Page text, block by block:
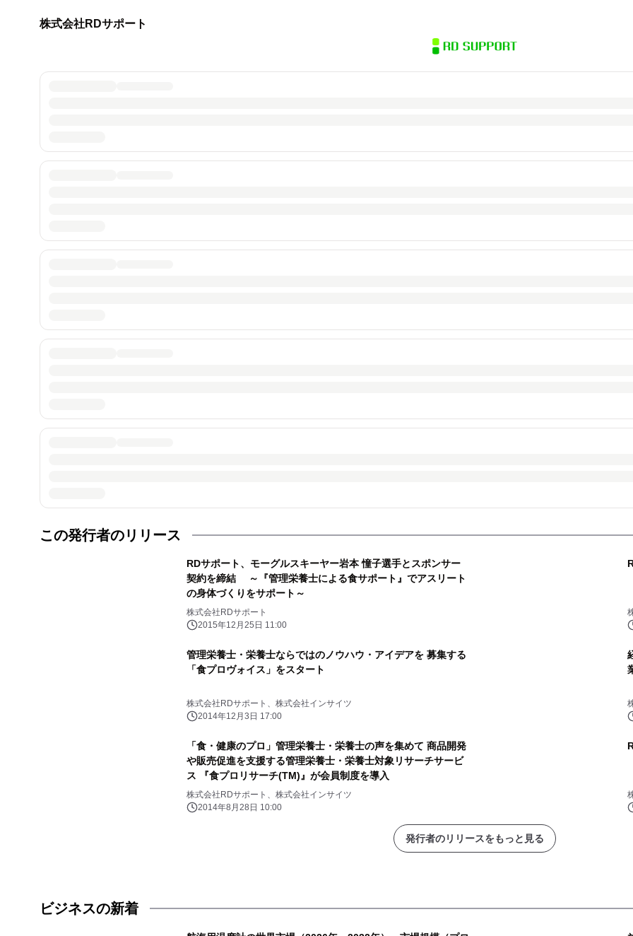
株式会社RDサポート
この発行者のリリース
RDサポート、モーグルスキーヤー岩本 憧子選手とスポンサー
契約を締結 ～『管理栄養士による食サポート』でアスリート
の身体づくりをサポート～
株式会社RDサポート
2015年12月25日 11:00
管理栄養士・栄養士ならではのノウハウ・アイデアを 募集する
「食プロヴォイス」をスタート
株式会社RDサポート、株式会社インサイツ
2014年12月3日 17:00
「食・健康のプロ」管理栄養士・栄養士の声を集めて 商品開発
や販売促進を支援する管理栄養士・栄養士対象リサーチサービ
ス 『食プロリサーチ(TM)』が会員制度を導入
株式会社RDサポート、株式会社インサイツ
2014年8月28日 10:00
発行者のリリースをもっと見る
ビジネスの新着